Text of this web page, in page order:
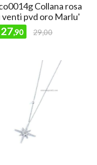
Collana rosa
venti pvd oro Marlu'
27,90 29,00